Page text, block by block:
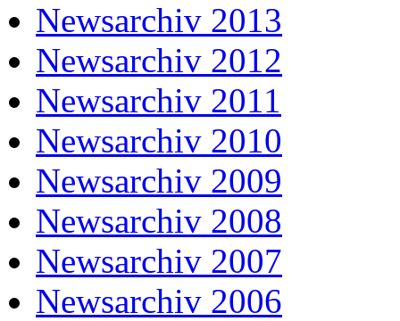
Newsarchiv 2013
Newsarchiv 2012
Newsarchiv 2011
Newsarchiv 2010
Newsarchiv 2009
Newsarchiv 2008
Newsarchiv 2007
Newsarchiv 2006